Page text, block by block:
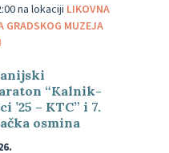
na lokaciji LIKOVNA
GRADSKOG MUZEJA
“Kalnik-
’25 – KTC” i 7.
osmina